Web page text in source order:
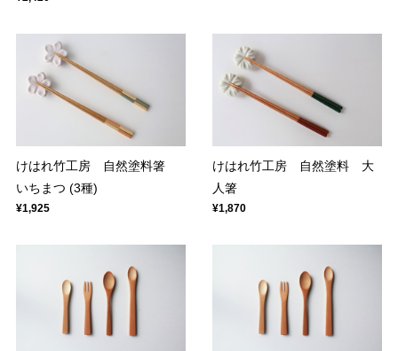
けはれ竹工房 自然塗料箸
いちまつ (3種)
¥1,925
けはれ竹工房 自然塗料 大
人箸
¥1,870